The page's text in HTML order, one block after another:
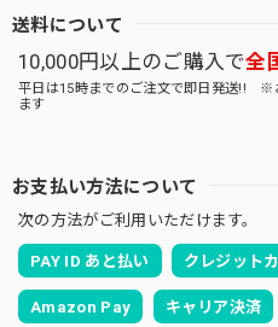
送料について
10,000円以上のご購入で全
平日は15時までのご注文で即日発送!! ※
ます
お支払い方法について
次の方法がご利用いただけます。
PAY ID あと払い クレジット
Amazon Pay キャリア決済